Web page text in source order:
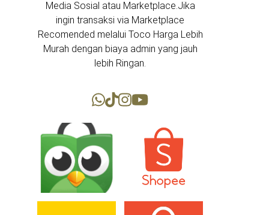
Media Sosial atau Marketplace.Jika
ingin transaksi via Marketplace
Recomended melalui Toco Harga Lebih
Murah dengan biaya admin yang jauh
lebih Ringan.